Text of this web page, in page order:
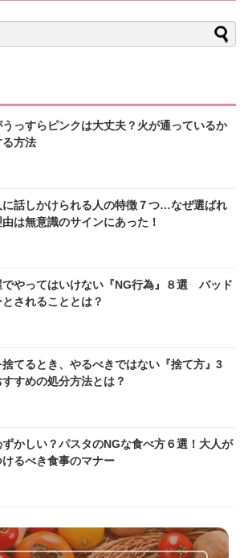
っすらピンクは大丈夫？火が通っているか
方法
に話しかけられる人の特徴７つ…なぜ選ばれ
は無意識のサインにあった！
でやってはいけない『NG行為』８選 バッド
されることとは？
てるとき、やるべきではない『捨て方』3
すめの処分方法とは？
かしい？パスタのNGな食べ方６選！大人が
るべき食事のマナー